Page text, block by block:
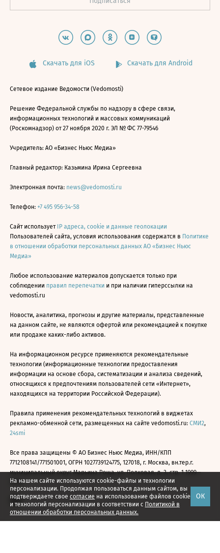
На нашем сайте используются cookie-файлы и технологии
персонализации. Продолжая пользоваться данным сайтом, вы
подтверждаете свое согласие на использование файлов cookie
и технологий персонализации в соответствии с Политикой в
отношении обработки персональных данных.
ОК
Скачать для iOS Скачать для Android
Сетевое издание Ведомости (Vedomosti)
Решение Федеральной службы по надзору в сфере связи,
информационных технологий и массовых коммуникаций
(Роскомнадзор) от 27 ноября 2020 г. ЭЛ № ФС 77-79546
Учредитель: АО «Бизнес Ньюс Медиа»
Главный редактор: Казьмина Ирина Сергеевна
Электронная почта: news@vedomosti.ru
Телефон: +7 495 956-34-58
Сайт использует IP адреса, cookie и данные геолокации
Пользователей сайта, условия использования содержатся в Политике
в отношении обработки персональных данных АО «Бизнес Ньюс
Медиа»
Любое использование материалов допускается только при
соблюдении правил перепечатки и при наличии гиперссылки на
vedomosti.ru
Новости, аналитика, прогнозы и другие материалы, представленные
на данном сайте, не являются офертой или рекомендацией к покупке
или продаже каких-либо активов.
На информационном ресурсе применяются рекомендательные
технологии (информационные технологии предоставления
информации на основе сбора, систематизации и анализа сведений,
относящихся к предпочтениям пользователей сети «Интернет»,
находящихся на территории Российской Федерации).
Правила применения рекомендательных технологий в виджетах
рекламно-обменной сети, размещенных на сайте vedomosti.ru: СМИ2,
24smi
Все права защищены © АО Бизнес Ньюс Медиа, ИНН/КПП
7712108141/771501001, ОГРН 1027739124775, 127018, г. Москва, вн.тер.г.
муниципальный округ Марьина Роща, ул. Полковая, д. 3, стр. 1 1999—
2026